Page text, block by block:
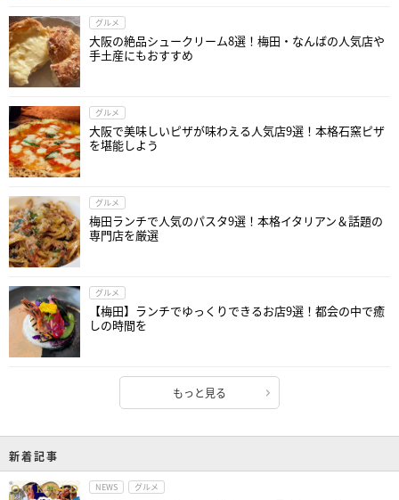
グルメ
大阪の絶品シュークリーム8選！梅田・なんばの人気店や
手土産にもおすすめ
グルメ
大阪で美味しいピザが味わえる人気店9選！本格石窯ピザ
を堪能しよう
グルメ
梅田ランチで人気のパスタ9選！本格イタリアン＆話題の
専門店を厳選
グルメ
【梅田】ランチでゆっくりできるお店9選！都会の中で癒
しの時間を
もっと見る
新着記事
NEWS グルメ